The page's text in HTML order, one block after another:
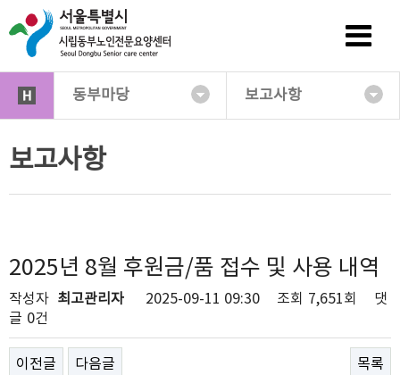
동부마당 보고사항
보고사항
2025년 8월 후원금/품 접수 및 사용 내역
작성자 최고관리자 2025-09-11 09:30 조회 7,651회
댓
글 0건
이전글 다음글 목록